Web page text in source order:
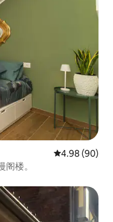
平均评分 4.98
4.98 (90)
楼。